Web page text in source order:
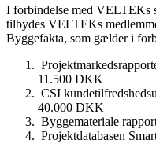
I forbindelse med VELTEKs
tilbydes VELTEKs
Byggefakta, som gælder i
11.500 DKK
CSI
40.000 DKK
Byggemateriale
Projektdatabasen